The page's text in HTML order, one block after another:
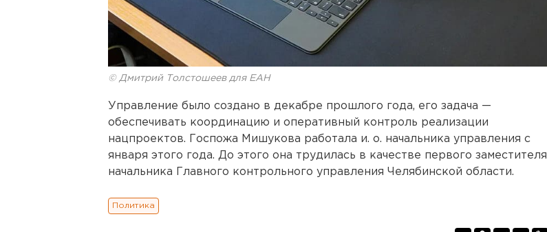
© Дмитрий Толстошеев для ЕАН
Управление было создано в декабре прошлого года, его задача —
обеспечивать координацию и оперативный контроль реализации
нацпроектов. Госпожа Мишукова работала и. о. начальника управления с
января этого года. До этого она трудилась в качестве первого заместителя
начальника Главного контрольного управления Челябинской области.
Политика